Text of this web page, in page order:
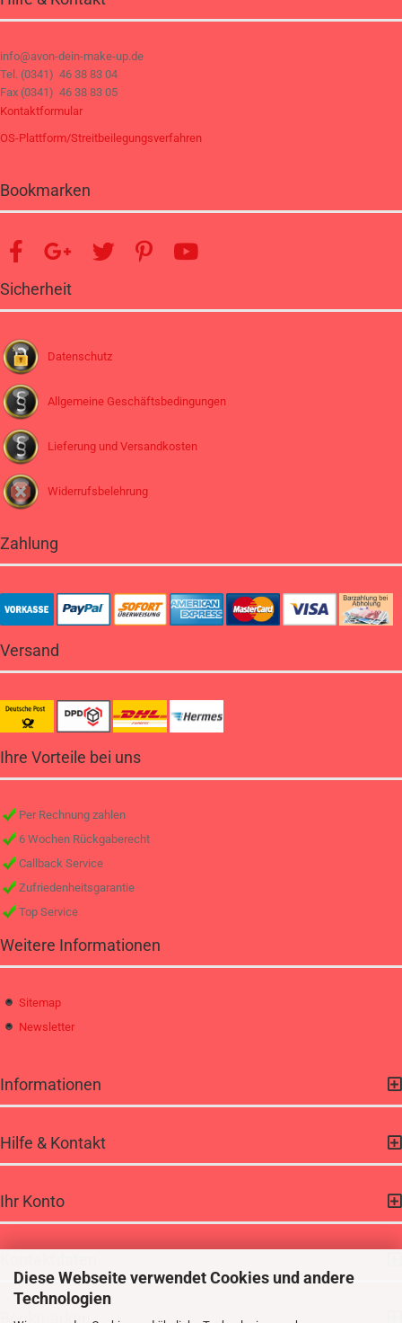
Diese Webseite verwendet Cookies und andere
Technologien
info@avon-dein-make-up.de
Tel. (0341) 46 38 83 04
Fax (0341) 46 38 83 05
Kontaktformular
OS-Plattform/Streitbeilegungsverfahren
Bookmarken
Sicherheit
Datenschutz
Allgemeine Geschäftsbedingungen
Lieferung und Versandkosten
Widerrufsbelehrung
Zahlung
Versand
Ihre Vorteile bei uns
Per Rechnung zahlen
6 Wochen Rückgaberecht
Callback Service
Zufriedenheitsgarantie
Top Service
Weitere Informationen
Sitemap
Newsletter
Informationen
Hilfe & Kontakt
Ihr Konto
Bookmarken